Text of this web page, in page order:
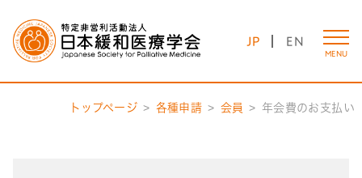
JP EN
MENU
トップページ 各種申請 会員 年会費のお支払い